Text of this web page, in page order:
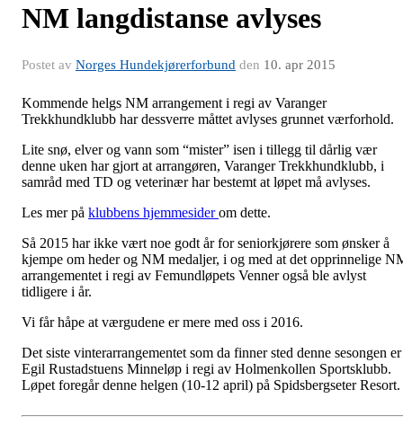
NM langdistanse avlyses
Postet av Norges Hundekjørerforbund den 10. apr 2015
Kommende helgs NM arrangement i regi av Varanger
Trekkhundklubb har dessverre måttet avlyses grunnet værforhold.
Lite snø, elver og vann som “mister” isen i tillegg til dårlig vær
denne uken har gjort at arrangøren, Varanger Trekkhundklubb, i
samråd med TD og veterinær har bestemt at løpet må avlyses.
Les mer på klubbens hjemmesiderom dette.
Så 2015 har ikke vært noe godt år for seniorkjørere som ønsker å
kjempe om heder og NM medaljer, i og med at det opprinnelige
arrangementet i regi av Femundløpets Venner også ble avlyst
tidligere i år.
Vi får håpe at værgudene er mere med oss i 2016.
Det siste vinterarrangementet som da finner sted denne sesongen er
Egil Rustadstuens Minneløp i regi av Holmenkollen Sportsklubb.
Løpet foregår denne helgen (10-12 april) på Spidsbergseter Resort.